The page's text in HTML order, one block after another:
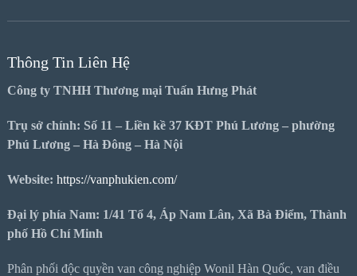
Thông Tin Liên Hệ
Công ty TNHH Thương mại Tuấn Hưng Phát
Trụ sở chính: Số 11 – Liền kề 37 KĐT Phú Lương – phường
Phú Lương – Hà Đông – Hà Nội
Website: https://vanphukien.com/
Đại lý phía Nam: 1/41 Tổ 4, Áp Nam Lân, Xã Bà Điểm, Thành
phố Hồ Chí Minh
Phân phối độc quyền van công nghiệp Wonil Hàn Quốc, van điều